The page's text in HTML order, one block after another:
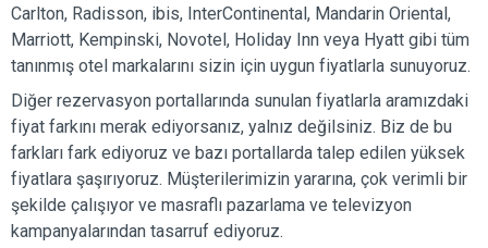
Carlton, Radisson, ibis, InterContinental, Mandarin Oriental,
Marriott, Kempinski, Novotel, Holiday Inn veya Hyatt gibi tüm
tanınmış otel markalarını sizin için uygun fiyatlarla sunuyoruz.
Diğer rezervasyon portallarında sunulan fiyatlarla aramızdaki
fiyat farkını merak ediyorsanız, yalnız değilsiniz. Biz de bu
farkları fark ediyoruz ve bazı portallarda talep edilen yüksek
fiyatlara şaşırıyoruz. Müşterilerimizin yararına, çok verimli bir
şekilde çalışıyor ve masraflı pazarlama ve televizyon
kampanyalarından tasarruf ediyoruz.